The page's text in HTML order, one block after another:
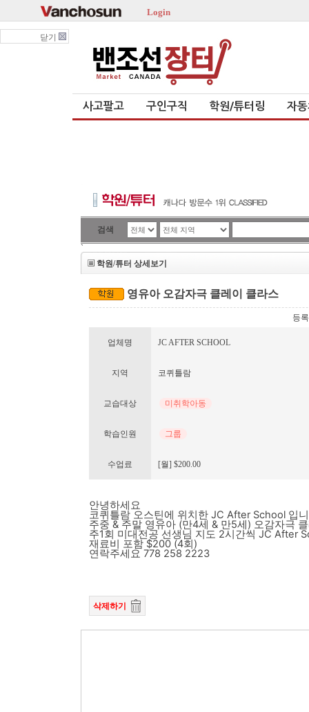
Login
닫기
사고팔고 구인구직 학원/튜터링 자
검색
`
학원/튜터 상세보기
영유아 오감자극 클레이 클라스
등
업체명 JC AFTER SCHOOL
지역 코퀴틀람
교습대상 미취학아동
학습인원 그룹
수업료 [월] $200.00
안녕하세요
코퀴틀람 오스틴에 위치한 JC After School 입
주중 & 주말 영유아 (만4세 & 만5세) 오감자극
주1회 미대전공 선생님 지도 2시간씩 JC After
재료비 포함 $200 (4회)
연락주세요 778 258 2223
삭제하기